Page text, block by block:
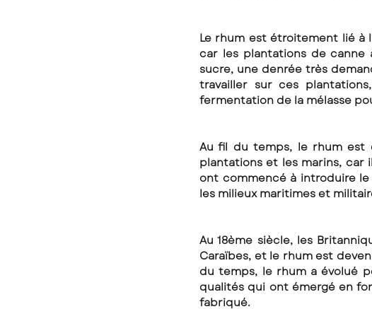
Le rhum est étroitement lié à
car les plantations de
sucre, une denrée très
travailler sur ces
fermentation de la mélasse
Au fil du temps, le rhum est
plantations et les marins, car
ont commencé à introduire
les milieux maritimes et
Au 18ème siècle, les
Caraïbes, et le rhum est
du temps, le rhum a évolué
qualités qui ont émergé en
fabriqué.